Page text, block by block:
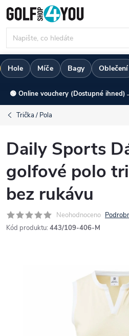
Přejít
na
obsah
Hole Míče Bagy Oblečení
🟢 Online vouchery (Dostupné ihned)
Trička / Pola
Daily Sports
golfové polo
bez rukávu
Neohodnoceno
Kód produktu: 443/109-406-M